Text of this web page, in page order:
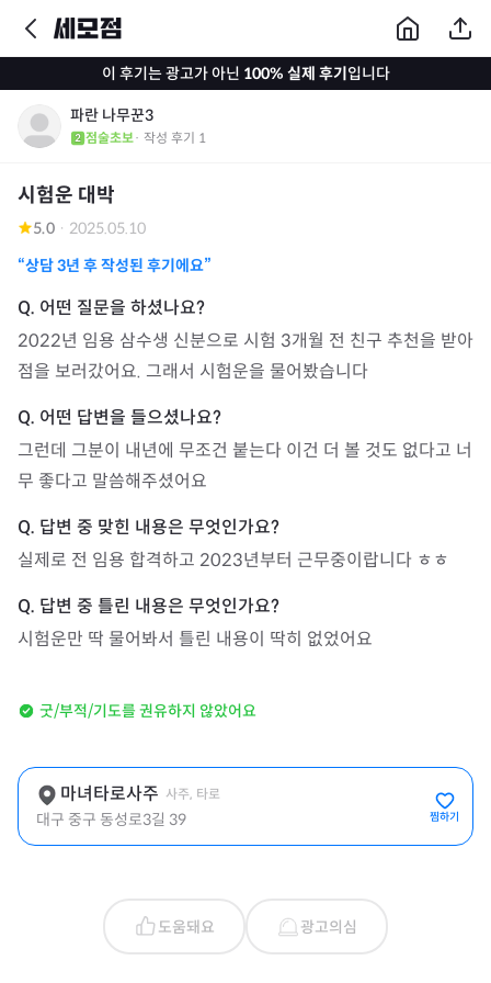
이 후기는 광고가 아닌 100% 실제 후기입니다
파란 나무꾼3
점술초보· 작성 후기 1
시험운 대박
5.0 · 2025.05.10
“상담3년 후 작성된 후기에요”
2022년 임용 삼수생 신분으로 시험 3개월 전 친구 추천을 받아
점을 보러갔어요. 그래서 시험운을 물어봤습니다
그런데 그분이 내년에 무조건 붙는다 이건 더 볼 것도 없다고 너
무 좋다고 말씀해주셨어요
실제로 전 임용 합격하고 2023년부터 근무중이랍니다 ㅎㅎ
시험운만 딱 물어봐서 틀린 내용이 딱히 없었어요
굿/부적/기도를 권유하지 않았어요
마녀타로사주 사주, 타로
대구 중구 동성로3길 39 찜하기
도움돼요 광고의심